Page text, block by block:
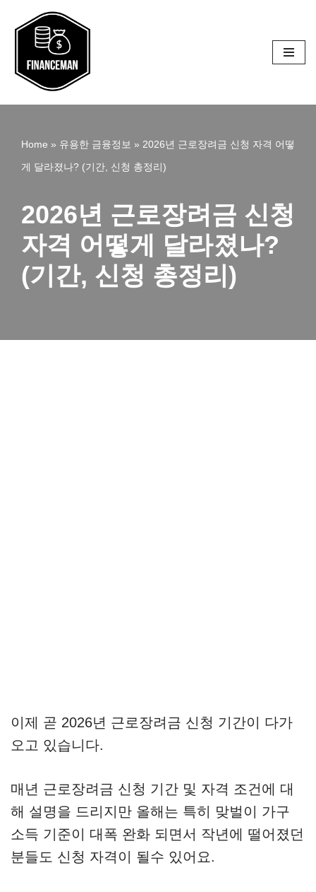
로
Home » 유용한 금융정보 » 2026년 근로장려금 신청 자격 어떻
게 달라졌나? (기간, 신청 총정리)
2026년 근로장려금 신청
자격 어떻게 달라졌나?
(기간, 신청 총정리)
이제 곧 2026년 근로장려금 신청 기간이 다가
오고 있습니다.
매년 근로장려금 신청 기간 및 자격 조건에 대
해 설명을 드리지만 올해는 특히 맞벌이 가구
소득 기준이 대폭 완화 되면서 작년에 떨어졌던
분들도 신청 자격이 될수 있어요.